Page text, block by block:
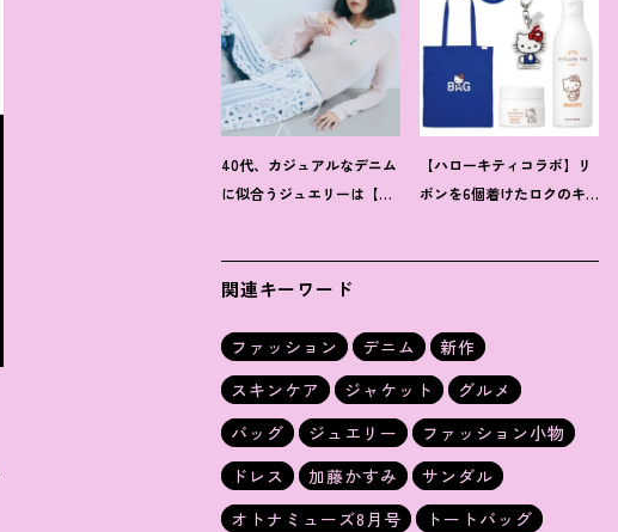
40代、カジュアルなデニム
に似合うジュエリーは【お
【ハローキティコラボ】リ
ボンを6個着けたロクのキ
関連キーワード
ファッション デニム
新作
スキンケア
ジャケット
グルメ
バッグ
ジュエリー
ファッション小物
ドレス
加藤かすみ
サンダル
オトナミューズ8月号
トートバッグ